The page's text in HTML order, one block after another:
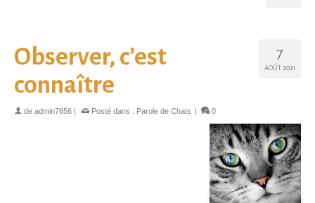
7
AOÛT 2021
Observer, c’est
connaître
de admin7656 | Posté dans : Parole de Chats | 0